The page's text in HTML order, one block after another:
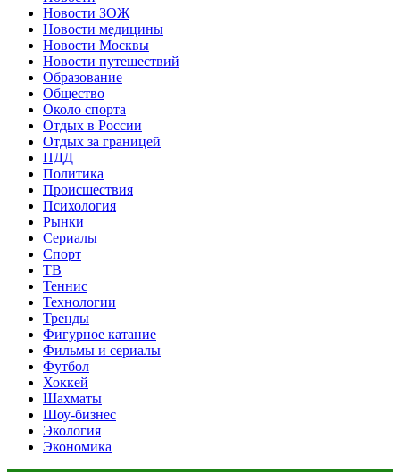
Новости ЗОЖ
Новости медицины
Новости Москвы
Новости путешествий
Образование
Общество
Около спорта
Отдых в России
Отдых за границей
ПДД
Политика
Происшествия
Психология
Рынки
Сериалы
Спорт
ТВ
Теннис
Технологии
Тренды
Фигурное катание
Фильмы и сериалы
Футбол
Хоккей
Шахматы
Шоу-бизнес
Экология
Экономика